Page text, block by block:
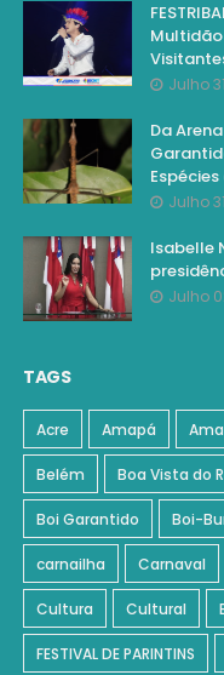
Julho
Da
Julho
Isabelle
Julho
TAGS
Acre Amapá
Belém Boa Vista do
Boi Garantido Boi-
carnailha Carnaval
Cultura Cultural
FESTIVAL DE PARINTINS